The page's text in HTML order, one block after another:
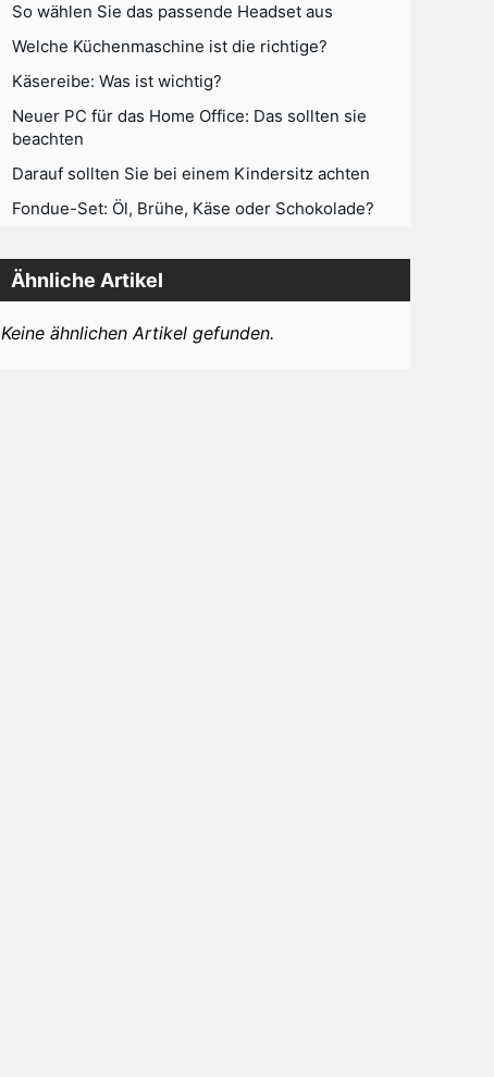
So wählen Sie das passende Headset aus
Welche Küchenmaschine ist die richtige?
Käsereibe: Was ist wichtig?
Neuer PC für das Home Office: Das sollten sie
beachten
Darauf sollten Sie bei einem Kindersitz achten
Fondue-Set: Öl, Brühe, Käse oder Schokolade?
Ähnliche Artikel
Keine ähnlichen Artikel gefunden.